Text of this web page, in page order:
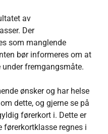
av
Der
som manglende
bør informeres om at
fremgangsmåte.
ønsker og har helse
dette, og gjerne se på
førerkort i. Dette er
regnes i